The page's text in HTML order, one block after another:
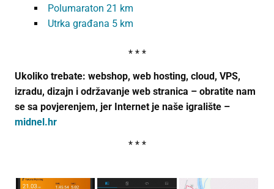
Polumaraton 21 km
Utrka građana 5 km
* * *
Ukoliko trebate: webshop, web hosting, cloud, VPS,
izradu, dizajn i održavanje web stranica – obratite nam
se sa povjerenjem, jer Internet je naše igralište –
midnel.hr
* * *